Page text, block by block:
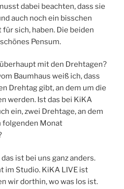
dabei beachten, dass sie
auch noch ein bisschen
für sich, haben. Die beiden
Pensum.
mit den Drehtagen?
Baumhaus weiß ich, dass
Drehtag gibt, an dem um die
werden. Ist das bei KiKA
ein, zwei Drehtage, an dem
folgenden Monat
ist bei uns ganz anders.
im Studio. KiKA LIVE ist
wir dorthin, wo was los ist.